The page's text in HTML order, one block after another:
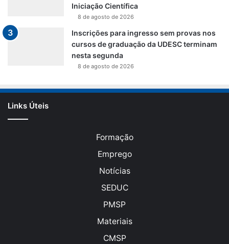
Iniciação Científica
8 de agosto de 2026
Inscrições para ingresso sem provas nos
cursos de graduação da UDESC terminam
nesta segunda
8 de agosto de 2026
Links Úteis
Formação
Emprego
Notícias
SEDUC
PMSP
Materiais
CMSP